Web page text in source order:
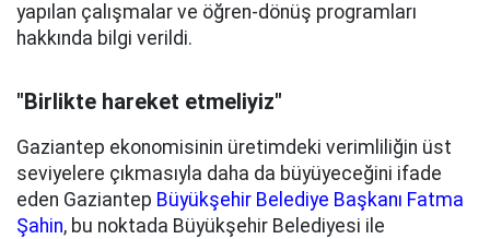
yapılan çalışmalar ve öğren-dönüş programları
hakkında bilgi verildi.
"Birlikte hareket etmeliyiz"
Gaziantep ekonomisinin üretimdeki verimliliğin üst
seviyelere çıkmasıyla daha da büyüyeceğini ifade
eden Gaziantep Büyükşehir Belediye Başkanı Fatma
Şahin, bu noktada Büyükşehir Belediyesi ile